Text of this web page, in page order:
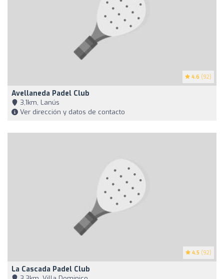
4.6 (92)
Avellaneda Padel Club
3,1km, Lanús
Ver dirección y datos de contacto
4.5 (92)
La Cascada Padel Club